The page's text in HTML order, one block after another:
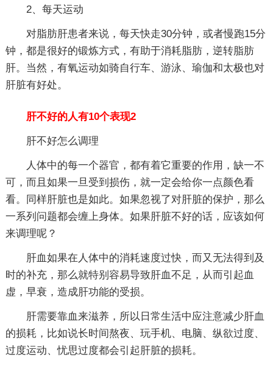
2、每天运动
对脂肪肝患者来说，每天快走30分钟，或者慢跑15分
钟，都是很好的锻炼方式，有助于消耗脂肪，逆转脂肪
肝。当然，有氧运动如骑自行车、游泳、瑜伽和太极也对
肝脏有好处。
肝不好的人有10个表现2
肝不好怎么调理
人体中的每一个器官，都有着它重要的作用，缺一不
可，而且如果一旦受到损伤，就一定会给你一点颜色看
看。同样肝脏也是如此。如果忽视了对肝脏的保护，那么
一系列问题都会缠上身体。如果肝脏不好的话，应该如何
来调理呢？
肝血如果在人体中的消耗速度过快，而又无法得到及
时的补充，那么就特别容易导致肝血不足，从而引起血
虚，早衰，造成肝功能的受损。
肝需要靠血来滋养，所以日常生活中应注意减少肝血
的损耗，比如说长时间熬夜、玩手机、电脑、纵欲过度、
过度运动、忧思过度都会引起肝脏的损耗。